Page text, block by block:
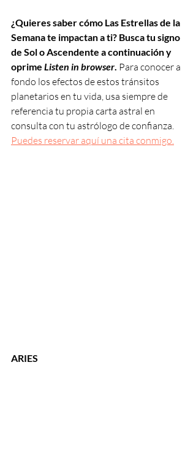
¿Quieres saber cómo Las Estrellas de la
Semana te impactan a ti? Busca tu signo
de Sol o Ascendente a continuación y
oprime Listen in browser. Para conocer a
fondo los efectos de estos tránsitos
planetarios en tu vida, usa siempre de
referencia tu propia carta astral en
consulta con tu astrólogo de confianza.
Puedes reservar aquí una cita conmigo.
ARIES